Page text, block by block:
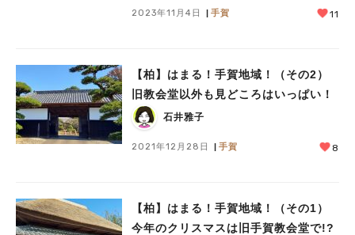
2023年11月4日 手賀 11
【柏】はまる！手賀地域！（その2）
旧教会堂以外も見どころはいっぱい！
石井雅子
2021年12月28日 手賀 8
【柏】はまる！手賀地域！（その1）
今年のクリスマスは旧手賀教会堂で!?